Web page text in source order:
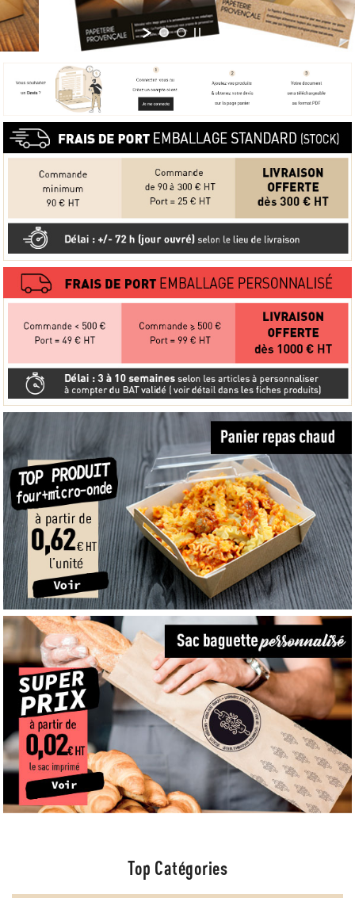
Top Catégories